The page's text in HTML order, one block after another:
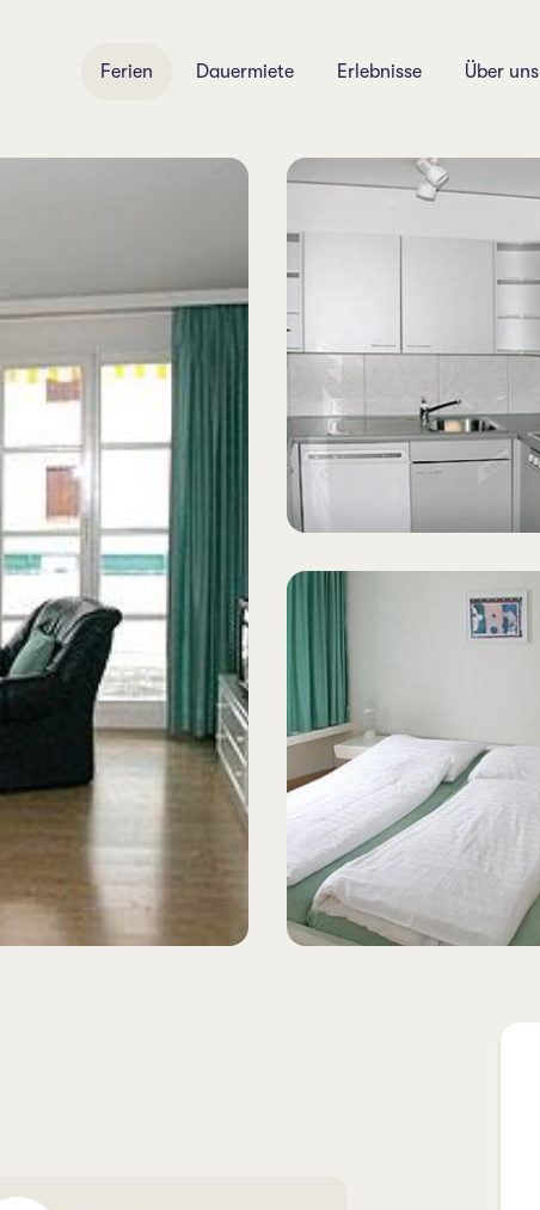
Ferien Dauermiete Erlebnisse Über uns